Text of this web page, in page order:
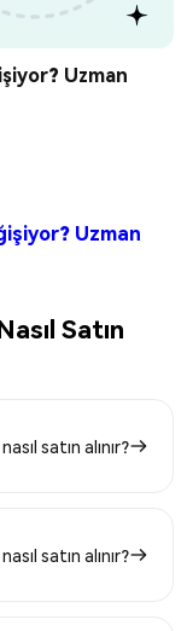
Uzman
Uzman
Satın
satın alınır?
satın alınır?